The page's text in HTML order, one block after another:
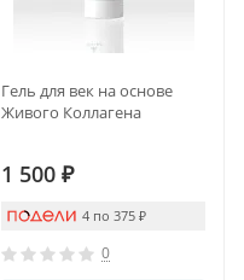
Гель для век на основе
Живого Коллагена
1 500 ₽
4 по 375 ₽
0